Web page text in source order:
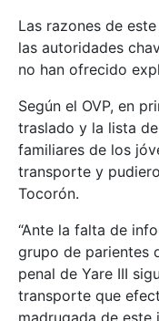
Las razones de
las autoridades
no han ofrecido
Según el OVP, en
traslado y la lista
familiares de los
transporte y
Tocorón.
“Ante la falta de
grupo de parientes
penal de Yare III
transporte que